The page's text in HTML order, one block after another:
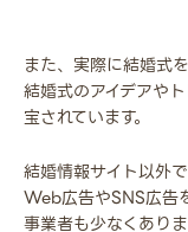
また、実際に結婚式
結婚式のアイデアや
宝されています。
結婚情報サイト以外
Web広告やSNS広告
事業者も少なくありま